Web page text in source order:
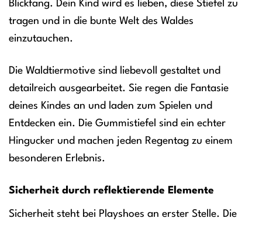
Blickfang. Dein Kind wird es lieben, diese Stiefel zu
tragen und in die bunte Welt des Waldes
einzutauchen.
Die Waldtiermotive sind liebevoll gestaltet und
detailreich ausgearbeitet. Sie regen die Fantasie
deines Kindes an und laden zum Spielen und
Entdecken ein. Die Gummistiefel sind ein echter
Hingucker und machen jeden Regentag zu einem
besonderen Erlebnis.
Sicherheit durch reflektierende Elemente
Sicherheit steht bei Playshoes an erster Stelle. Die